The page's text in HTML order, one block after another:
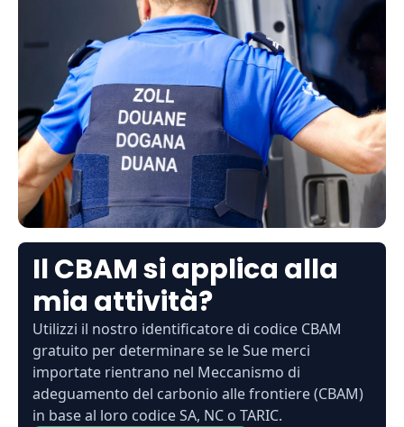
Il CBAM si applica alla
mia attività?
Utilizzi il nostro identificatore di codice CBAM
gratuito per determinare se le Sue merci
importate rientrano nel Meccanismo di
adeguamento del carbonio alle frontiere (CBAM)
in base al loro codice SA, NC o TARIC.